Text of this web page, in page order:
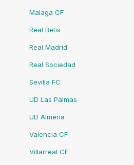
Malaga CF
Real Betis
Real Madrid
Real Sociedad
Sevilla FC
UD Las Palmas
UD Almeria
Valencia CF
Villarreal CF